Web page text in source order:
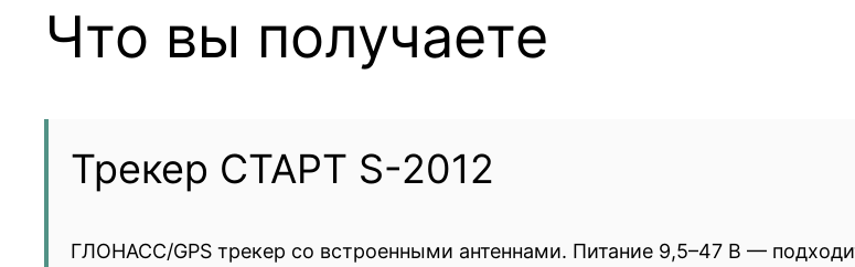
Что вы получаете
Трекер СТАРТ S-2012
ГЛОНАСС/GPS трекер со встроенными антеннами. Питание 9,5–47 В —